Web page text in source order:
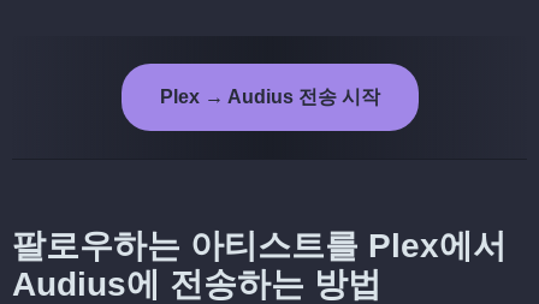
Plex → Audius 전송 시작
팔로우하는 아티스트를 Plex에서
Audius에 전송하는 방법